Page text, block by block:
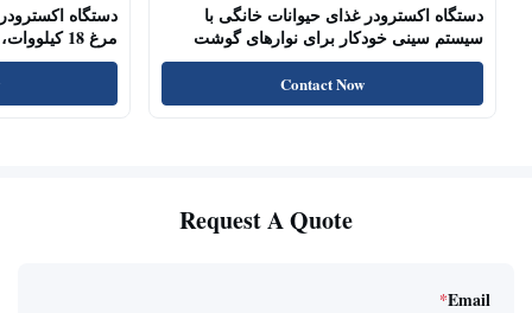
دستگاه اکسترودر غذای حیوانات خانگی با
سیستم سینی خودکار برای نوارهای گوشت
سگ، چوب‌های خشک شده
Contact Now
دستگاه
مرغ 18
پروتئین بالا،
Request A Quote
Email
*